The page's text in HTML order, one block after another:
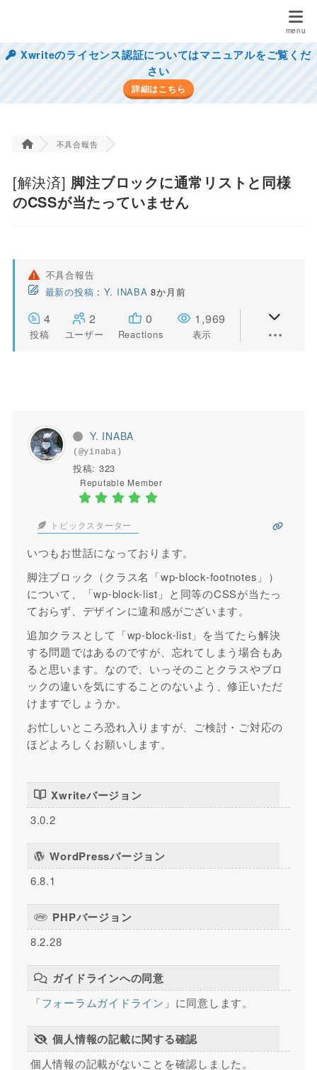
Xwriteのライセンス認証についてはマニュアルをご覧くだ
さい
詳細はこちら
不具合報告
[解決済] 脚注ブロックに通常リストと同様
のCSSが当たっていません
不具合報告
最新の投稿 : Y. INABA 8か月前
4
投稿
2
ユーザー
0
Reactions
1,969
表示
Y. INABA
(@yinaba)
投稿: 323
Reputable Member
トピックスターター
いつもお世話になっております。
脚注ブロック（クラス名「wp-block-footnotes 」）
について、「wp-block-list」と同等のCSSが当たっ
ておらず、デザインに違和感がございます。
追加クラスとして「wp-block-list」を当てたら解決
する問題ではあるのですが、忘れてしまう場合もあ
ると思います。なので、いっそのことクラスやブロ
ックの違いを気にすることのないよう、修正いただ
けますでしょうか。
お忙しいところ恐れ入りますが、ご検討・ご対応の
ほどよろしくお願いします。
Xwriteバージョン
3.0.2
WordPressバージョン
6.8.1
PHPバージョン
8.2.28
ガイドラインへの同意
「フォーラムガイドライン 」に同意します。
個人情報の記載に関する確認
個人情報の記載がないことを確認しました。